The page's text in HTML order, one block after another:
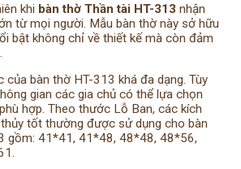
khi bàn thờ Thần tài HT-313 nhận
từ mọi người. Mẫu bàn thờ này sở hữu
bật không chỉ về thiết kế mà còn đảm
của bàn thờ HT-313 khá đa dạng. Tùy
gian các gia chủ có thể lựa chọn
hợp. Theo thước Lỗ Ban, các kích
tốt thường được sử dụng cho bàn
gồm: 41*41, 41*48, 48*48, 48*56,